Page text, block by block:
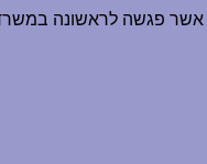
אשר פגשה לראשונה